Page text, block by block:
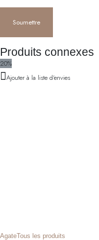
Produits connexes
20%
Ajouter à la liste d'envies
AgateTous les produits